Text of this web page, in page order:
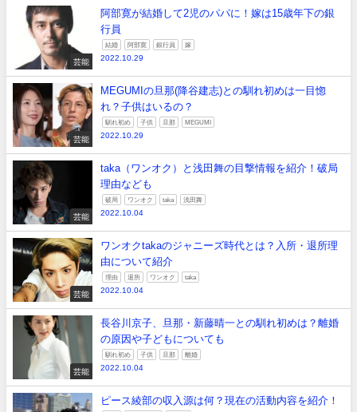
芸能
阿部寛が結婚して2児のパパに！嫁は15歳年下の銀
行員
結婚 阿部寛 銀行員 嫁
2022.10.29
芸能
MEGUMIの旦那(降谷建志)との馴れ初めは一目惚
れ？子供はいるの？
馴れ初め 子供 旦那 MEGUMI
2022.10.29
芸能
taka（ワンオク）と浅田舞の目撃情報を紹介！破局
理由なども
破局 ワンオク taka 浅田舞
2022.10.04
芸能
ワンオクtakaのジャニーズ時代とは？入所・退所理
由について紹介
理由 退所 ワンオク taka
2022.10.04
芸能
長谷川京子、旦那・新藤晴一との馴れ初めは？離婚
の原因や子どもについても
馴れ初め 子供 旦那 離婚
2022.10.04
ピース綾部の収入源は何？現在の活動内容を紹介！